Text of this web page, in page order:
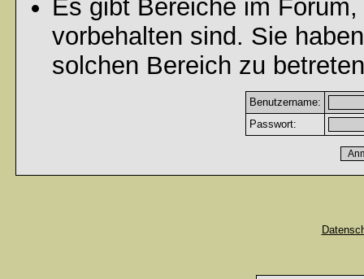
Es gibt Bereiche im
vorbehalten sind. Sie
solchen Bereich zu
Benutzername:
Passwort: